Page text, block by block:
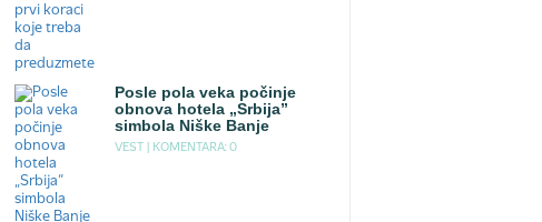
Posle pola veka počinje
obnova hotela „Srbija”
simbola Niške Banje
VEST | KOMENTARA: 0